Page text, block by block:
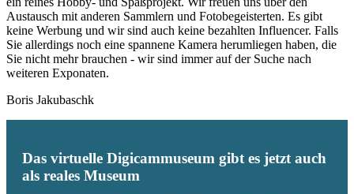
Austausch mit anderen Sammlern und Fotobegeisterten. Es gibt
keine Werbung und wir sind auch keine bezahlten Influencer. Falls
Sie allerdings noch eine spannene Kamera herumliegen haben, die
Sie nicht mehr brauchen - wir sind immer auf der Suche nach
weiteren Exponaten.
Boris Jakubaschk
Das virtuelle Digicammuseum gibt es jetzt auch
als reales Museum